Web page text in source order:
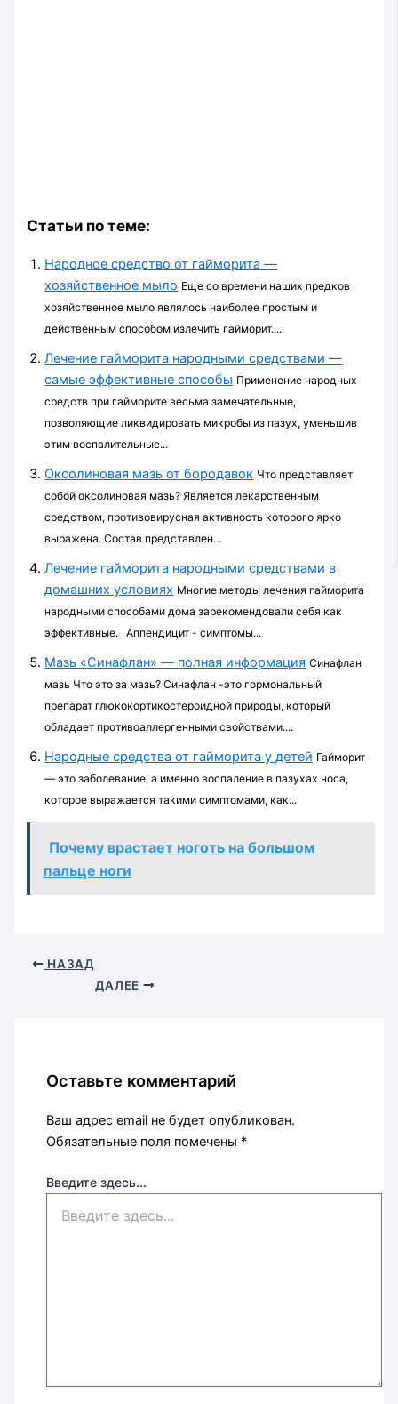
Статьи по теме:
Народное средство от гайморита —
хозяйственное мыло Еще со времени наших предков
хозяйственное мыло являлось наиболее простым и
действенным способом излечить гайморит....
Лечение гайморита народными средствами —
самые эффективные способы Применение народных
средств при гайморите весьма замечательные,
позволяющие ликвидировать микробы из пазух, уменьшив
этим воспалительные...
Оксолиновая мазь от бородавок Что представляет
собой оксолиновая мазь? Является лекарственным
средством, противовирусная активность которого ярко
выражена. Состав представлен...
Лечение гайморита народными средствами в
домашних условиях Многие методы лечения гайморита
народными способами дома зарекомендовали себя как
эффективные. Аппендицит - симптомы...
Мазь «Синафлан» — полная информация Синафлан
мазь Что это за мазь? Синафлан -это гормональный
препарат глюкокортикостероидной природы, который
обладает противоаллергенными свойствами....
Народные средства от гайморита у детей Гайморит
— это заболевание, а именно воспаление в пазухах носа,
которое выражается такими симптомами, как...
Почему врастает ноготь на большом
пальце ноги
НАЗАД
ДАЛЕЕ
Оставьте комментарий
Ваш адрес email не будет опубликован.
Обязательные поля помечены *
Введите здесь...